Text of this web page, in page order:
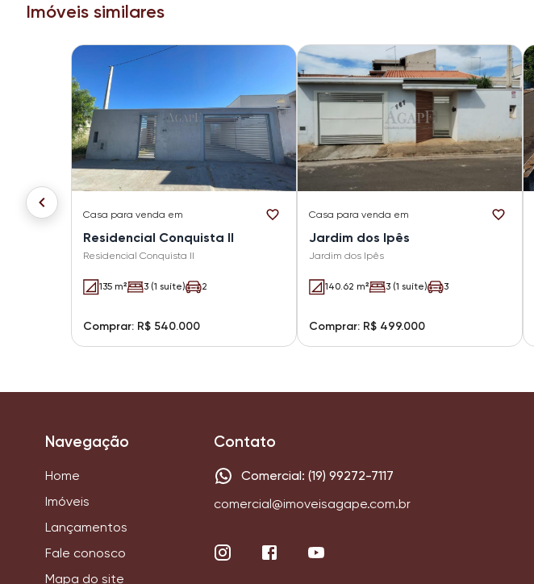
Imóveis similares
Casa para venda em
Residencial Conquista II
Residencial Conquista II
135 m² 3 (1 suíte) 2
Comprar: R$ 540.000
Casa para venda em
Jardim dos Ipês
Jardim dos Ipês
140.62 m² 3 (1 suíte) 3
Comprar: R$ 499.000
Navegação
Home
Imóveis
Lançamentos
Fale conosco
Mapa do site
Contato
Comercial: (19) 99272-7117
comercial@imoveisagape.com.br